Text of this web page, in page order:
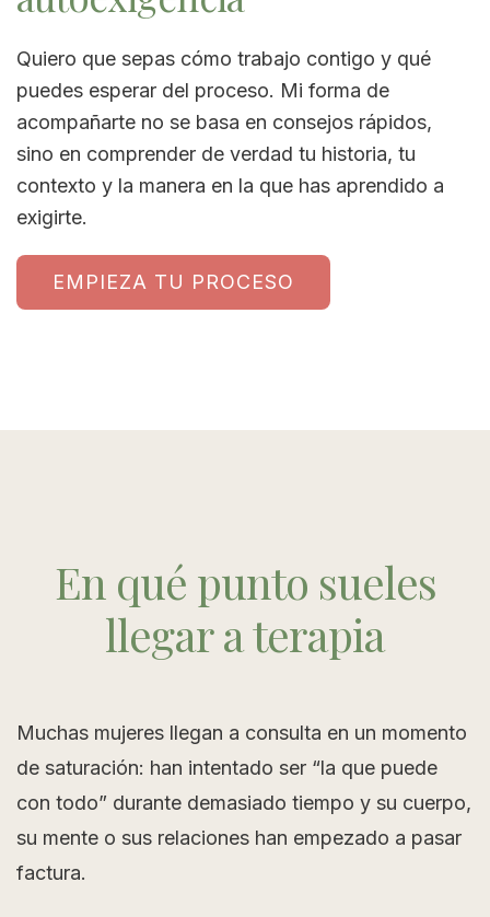
Quiero que sepas cómo trabajo contigo y qué
puedes esperar del proceso. Mi forma de
acompañarte no se basa en consejos rápidos,
sino en comprender de verdad tu historia, tu
contexto y la manera en la que has aprendido a
exigirte.
EMPIEZA TU PROCESO
En qué punto sueles
llegar a terapia
Muchas mujeres llegan a consulta en un momento
de saturación: han intentado ser “la que puede
con todo” durante demasiado tiempo y su cuerpo,
su mente o sus relaciones han empezado a pasar
factura.